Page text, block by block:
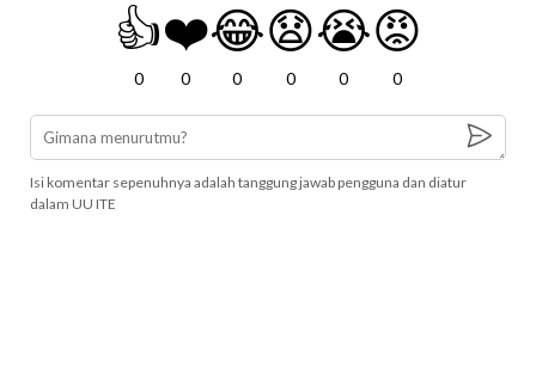
👍
0
❤️
0
😂
0
😧
0
😭
0
😡
0
Isi komentar sepenuhnya adalah tanggung jawab pengguna dan diatur
dalam UU ITE